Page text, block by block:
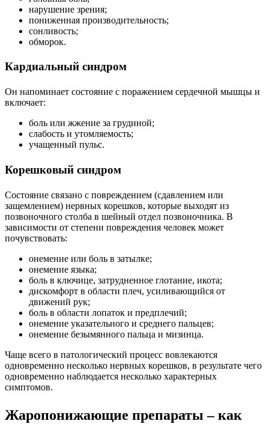
нарушение зрения;
пониженная производительность;
сонливость;
обморок.
Кардиальный синдром
Он напоминает состояние с поражением сердечной мышцы и
включает:
боль или жжение за грудиной;
слабость и утомляемость;
учащенный пульс.
Корешковый синдром
Состояние связано с повреждением (сдавлением или
защемлением) нервных корешков, которые выходят из
позвоночного столба в шейный отдел позвоночника. В
зависимости от степени повреждения человек может
почувствовать:
онемение или боль в затылке;
онемение языка;
боль в ключице, затрудненное глотание, икота;
дискомфорт в области плеч, усиливающийся от
движений рук;
боль в области лопаток и предплечий;
онемение указательного и среднего пальцев;
онемение безымянного пальца и мизинца.
Чаще всего в патологический процесс вовлекаются
одновременно несколько нервных корешков, в результате чего
одновременно наблюдается несколько характерных
симптомов.
Жаропонижающие препараты – как